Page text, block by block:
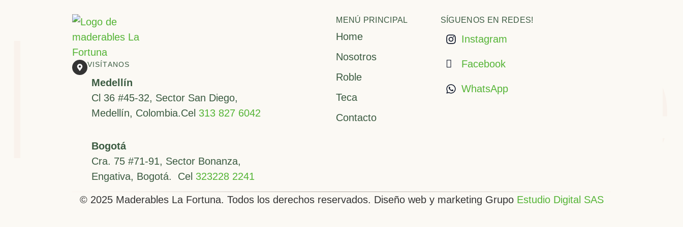
VISÍTANOS
Medellín
Cl 36 #45-32, Sector San Diego,
Medellín, Colombia.Cel 313 827 6042
Bogotá
Cra. 75 #71-91, Sector Bonanza,
Engativa, Bogotá. Cel 323228 2241
MENÚ PRINCIPAL
Home
Nosotros
Roble
Teca
Contacto
SÍGUENOS EN REDES!
Instagram
Facebook
WhatsApp
© 2025 Maderables La Fortuna. Todos los derechos reservados. Diseño web y marketing Grupo Estudio Digital SAS